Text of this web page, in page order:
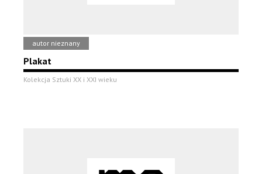
autor nieznany
Plakat
Kolekcja Sztuki XX i XXI wieku